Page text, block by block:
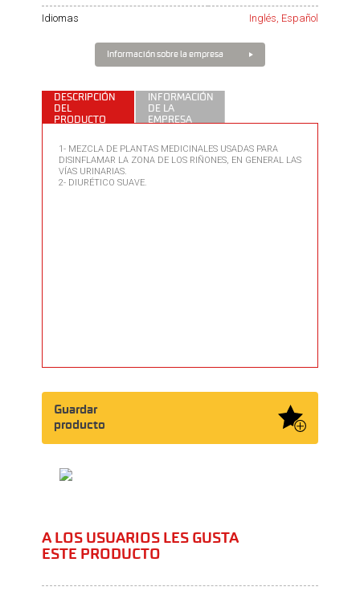
Idiomas Inglés, Español
Información sobre la empresa
DESCRIPCIÓN
DEL
PRODUCTO
1- MEZCLA DE PLANTAS MEDICINALES USADAS PARA
DISINFLAMAR LA ZONA DE LOS RIÑONES, EN GENERAL LAS
VÍAS URINARIAS.
2- DIURÉTICO SUAVE.
INFORMACIÓN
DE LA
EMPRESA
Guardar
producto
A LOS USUARIOS LES GUSTA
ESTE PRODUCTO